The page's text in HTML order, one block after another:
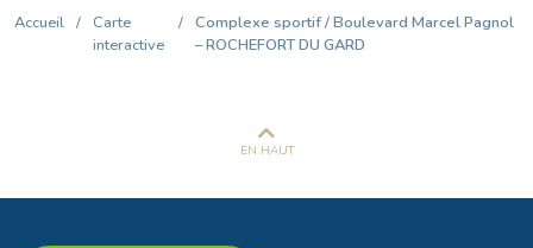
Accueil / Carte
interactive
/ Complexe sportif / Boulevard Marcel Pagnol
– ROCHEFORT DU GARD
EN HAUT